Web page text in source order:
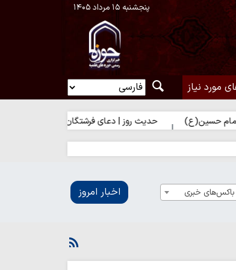
پنجشنبه ۱۵ مرداد ۱۴۰۵
مورد نیاز
حدیث روز | دعای فرشتگان برای زائر امام حسین(ع)
خبری اخبار امروز